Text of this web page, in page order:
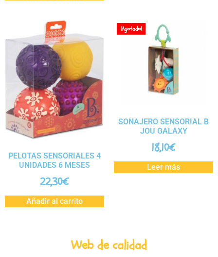
PELOTAS SENSORIALES 4
UNIDADES 6 MESES
22,30€
Añadir al carrito
¡Agotado!
SONAJERO SENSORIAL B
JOU GALAXY
18,10€
Leer más
Web de calidad